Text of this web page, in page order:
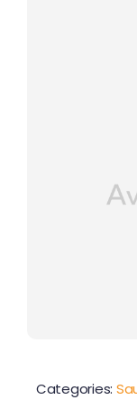
Categories: